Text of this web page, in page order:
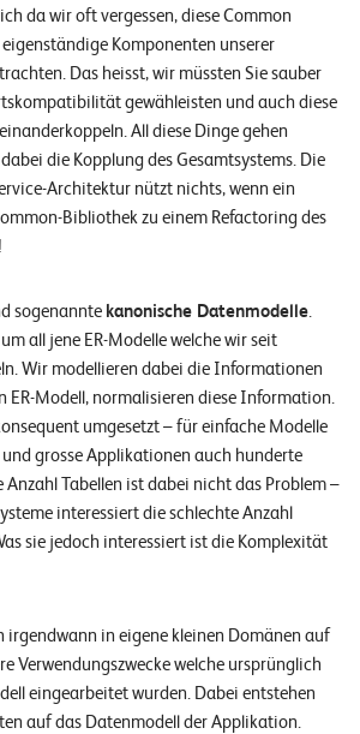
da wir oft vergessen, diese Common
Komponenten unserer
Das heisst, wir müssten Sie sauber
gewähleisten und auch diese
All diese Dinge gehen
die Kopplung des Gesamtsystems. Die
Architektur nützt nichts, wenn ein
Bibliothek zu einem Refactoring des
sogenannte kanonische Datenmodelle.
all jene ER-Modelle welche wir seit
Wir modellieren dabei die Informationen
ER-Modell, normalisieren diese Information.
umgesetzt – für einfache Modelle
grosse Applikationen auch hunderte
Anzahl Tabellen ist dabei nicht das Problem –
interessiert die schlechte Anzahl
sie jedoch interessiert ist die Komplexität
irgendwann in eigene kleinen Domänen auf
Verwendungszwecke welche ursprünglich
eingearbeitet wurden. Dabei entstehen
auf das Datenmodell der Applikation.